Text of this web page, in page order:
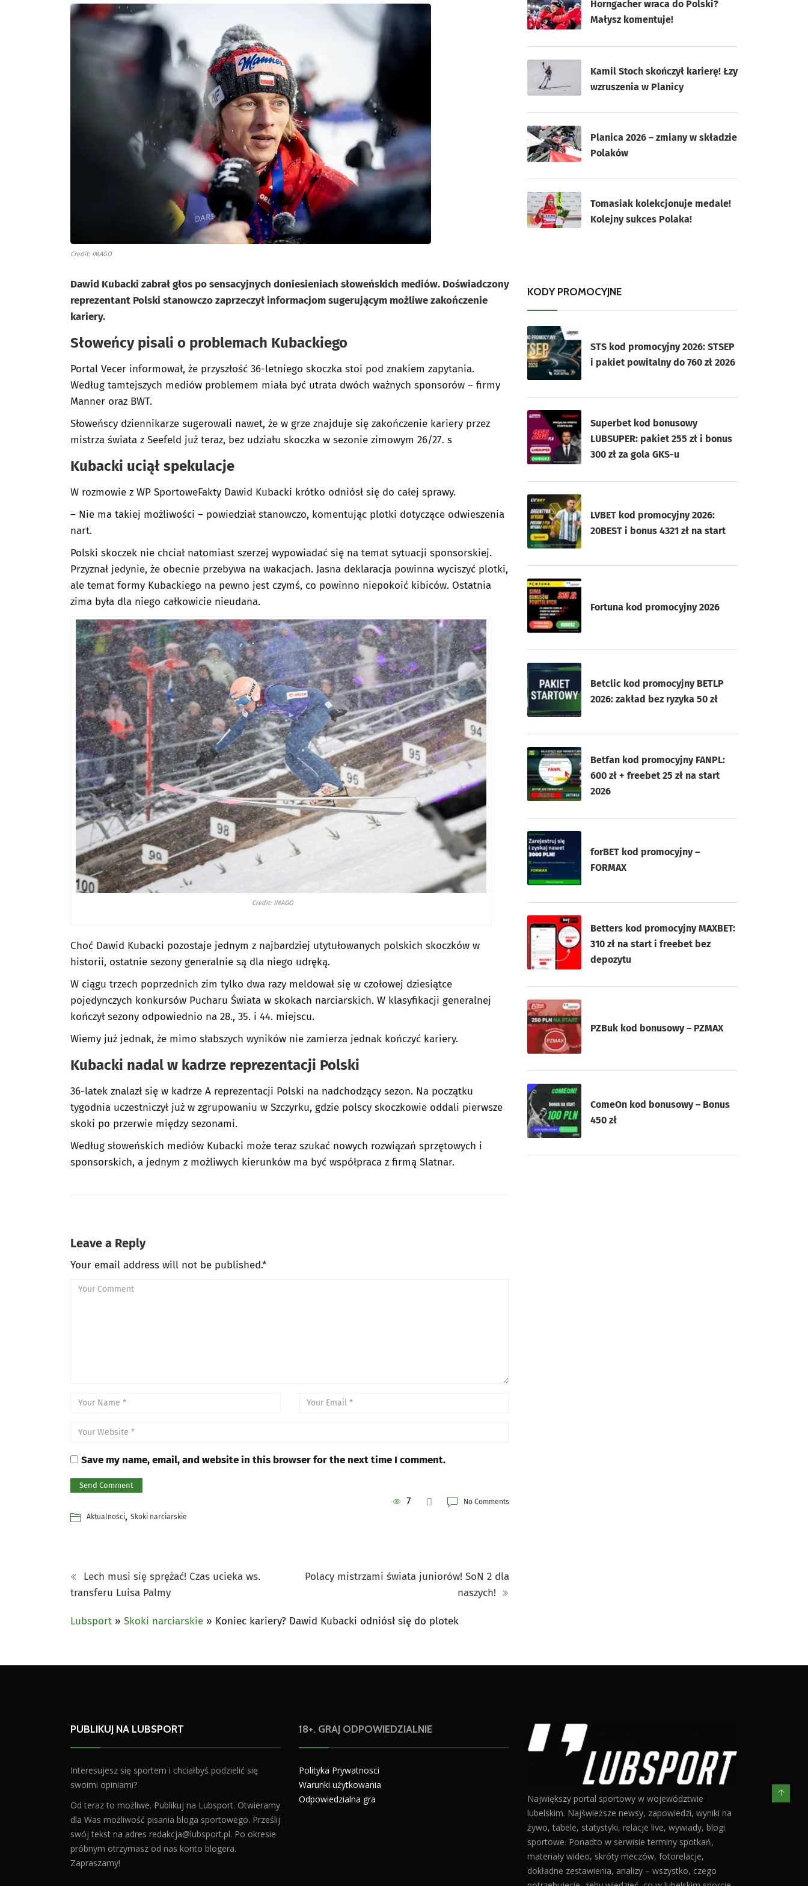
Credit: IMAGO
Dawid Kubacki zabrał głos po sensacyjnych doniesieniach słoweńskich mediów. Doświadczony
reprezentant Polski stanowczo zaprzeczył informacjom sugerującym możliwe zakończenie
kariery.
Słoweńcy pisali o problemach Kubackiego
Portal Vecer informował, że przyszłość 36-letniego skoczka stoi pod znakiem zapytania.
Według tamtejszych mediów problemem miała być utrata dwóch ważnych sponsorów – firmy
Manner oraz BWT.
Słoweńscy dziennikarze sugerowali nawet, że w grze znajduje się zakończenie kariery przez
mistrza świata z Seefeld już teraz, bez udziału skoczka w sezonie zimowym 26/27. s
Kubacki uciął spekulacje
W rozmowie z WP SportoweFakty Dawid Kubacki krótko odniósł się do całej sprawy.
– Nie ma takiej możliwości – powiedział stanowczo, komentując plotki dotyczące odwieszenia
nart.
Polski skoczek nie chciał natomiast szerzej wypowiadać się na temat sytuacji sponsorskiej.
Przyznał jedynie, że obecnie przebywa na wakacjach. Jasna deklaracja powinna wyciszyć plotki,
ale temat formy Kubackiego na pewno jest czymś, co powinno niepokoić kibiców. Ostatnia
zima była dla niego całkowicie nieudana.
Credit: IMAGO
Choć Dawid Kubacki pozostaje jednym z najbardziej utytułowanych polskich skoczków w
historii, ostatnie sezony generalnie są dla niego udręką.
W ciągu trzech poprzednich zim tylko dwa razy meldował się w czołowej dziesiątce
pojedynczych konkursów Pucharu Świata w skokach narciarskich. W klasyfikacji generalnej
kończył sezony odpowiednio na 28., 35. i 44. miejscu.
Wiemy już jednak, że mimo słabszych wyników nie zamierza jednak kończyć kariery.
Kubacki nadal w kadrze reprezentacji Polski
36-latek znalazł się w kadrze A reprezentacji Polski na nadchodzący sezon. Na początku
tygodnia uczestniczył już w zgrupowaniu w Szczyrku, gdzie polscy skoczkowie oddali pierwsze
skoki po przerwie między sezonami.
Według słoweńskich mediów Kubacki może teraz szukać nowych rozwiązań sprzętowych i
sponsorskich, a jednym z możliwych kierunków ma być współpraca z firmą Slatnar.
Leave a Reply
Your email address will not be published.*
Save my name, email, and website in this browser for the next time I comment.
7
No Comments
Aktualności, Skoki narciarskie
Lech musi się sprężać! Czas ucieka ws.
transferu Luisa Palmy
Polacy mistrzami świata juniorów! SoN 2 dla
naszych!
Horngacher wraca do Polski?
Małysz komentuje!
Kamil Stoch skończył karierę! Łzy
wzruszenia w Planicy
Planica 2026 – zmiany w składzie
Polaków
Tomasiak kolekcjonuje medale!
Kolejny sukces Polaka!
KODY PROMOCYJNE
STS kod promocyjny 2026: STSEP
i pakiet powitalny do 760 zł 2026
Superbet kod bonusowy
LUBSUPER: pakiet 255 zł i bonus
300 zł za gola GKS-u
LVBET kod promocyjny 2026:
20BEST i bonus 4321 zł na start
Fortuna kod promocyjny 2026
Betclic kod promocyjny BETLP
2026: zakład bez ryzyka 50 zł
Betfan kod promocyjny FANPL:
600 zł + freebet 25 zł na start
2026
forBET kod promocyjny –
FORMAX
Betters kod promocyjny MAXBET:
310 zł na start i freebet bez
depozytu
PZBuk kod bonusowy – PZMAX
ComeOn kod bonusowy – Bonus
450 zł
Lubsport » Skoki narciarskie » Koniec kariery? Dawid Kubacki odniósł się do plotek
PUBLIKUJ NA LUBSPORT
Interesujesz się sportem i chciałbyś podzielić się
swoimi opiniami?
Od teraz to możliwe. Publikuj na Lubsport. Otwieramy
dla Was możliwość pisania bloga sportowego. Prześlij
swój tekst na adres redakcja@lubsport.pl. Po okresie
próbnym otrzymasz od nas konto blogera.
Zapraszamy!
18+. GRAJ ODPOWIEDZIALNIE
Polityka Prywatnosci
Warunki użytkowania
Odpowiedzialna gra
Największy portal sportowy w województwie
lubelskim. Najświeższe newsy, zapowiedzi, wyniki na
żywo, tabele, statystyki, relacje live, wywiady, blogi
sportowe. Ponadto w serwisie terminy spotkań,
materiały wideo, skróty meczów, fotorelacje,
dokładne zestawienia, analizy – wszystko, czego